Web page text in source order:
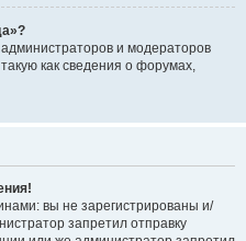
и модераторов
как сведения о форумах,
вы не зарегистрированы и/
запретил отправку